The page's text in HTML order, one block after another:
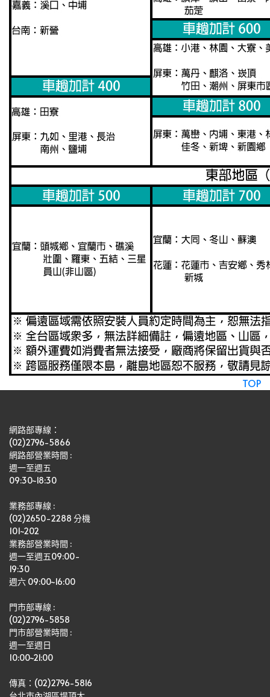
TOP
網路部專線：
(02)2796-5866
網路部營業時間 :
週一至週五
09:30~18:30
業務部專線 :
(02)2650-2288 分機
101~202
業務部營業時間 :
週一至週五09:00-
19:30
週六 09:00~16:00
門市部專線 :
(02)2796-5858
門市部營業時間 :
週一至週日
10:00~21:00
傳真：(02)2796-5816